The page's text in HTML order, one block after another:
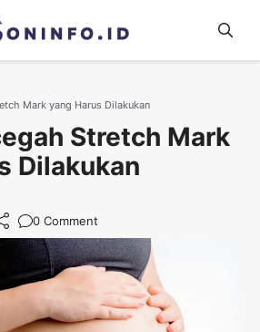
Mark yang Harus Dilakukan
Stretch Mark
Dilakukan
0 Comment